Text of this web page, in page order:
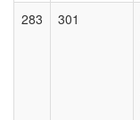
283 301